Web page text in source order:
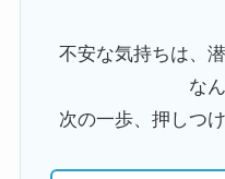
不安な気持ちは、
な
次の一歩、押しつ